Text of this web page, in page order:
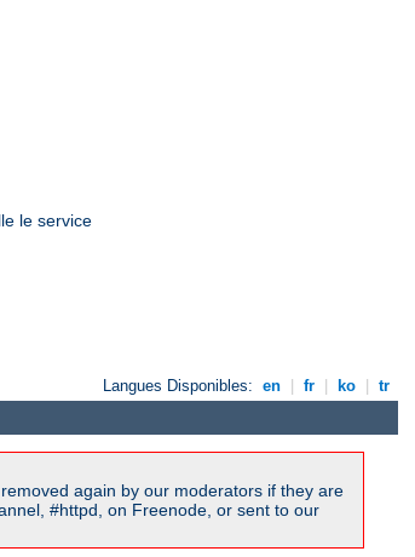
le service
Langues Disponibles: en fr ko tr
again by our moderators if they are
#httpd, on Freenode, or sent to our